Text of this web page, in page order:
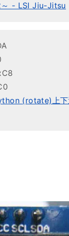
～ - LSI Jiu-Jitsu
(rotate)上